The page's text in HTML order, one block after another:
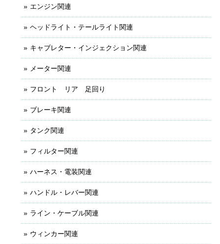
エンジン関連
ヘッドライト・テールライト関連
キャブレター・インジェクション関連
メーター関連
フロント リア 足回り
ブレーキ関連
タンク関連
フィルター関連
ハーネス・電装関連
ハンドル・レバー関連
ライン・ケーブル関連
ウィンカー関連